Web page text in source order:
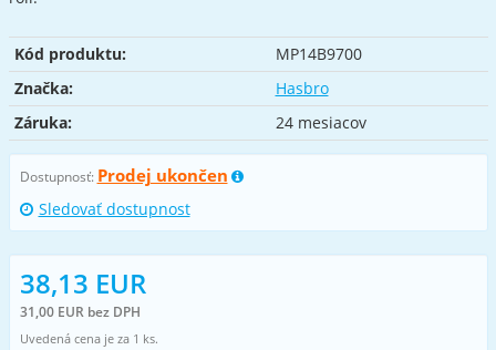
Kód produktu:
MP14B9700
Značka:
Hasbro
Záruka:
24 mesiacov
Dostupnosť: Prodej ukončen
Sledovať dostupnost
38,13 EUR
31,00 EUR bez DPH
Uvedená cena je za 1 ks.